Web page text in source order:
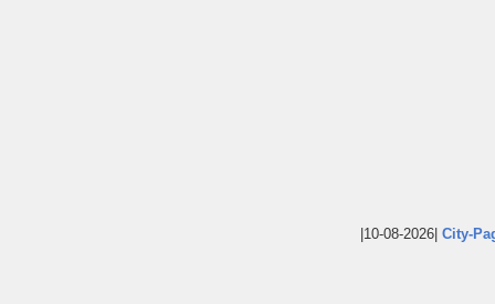
|10-08-2026| City-